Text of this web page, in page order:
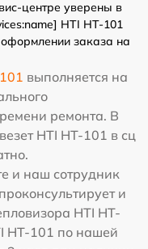
центре уверены в
HTI HT-101
заказа на
выполняется на
ремонта. В
HTI HT-101 в сц
и наш сотрудник
и
HTI HT-
HT-101 по нашей